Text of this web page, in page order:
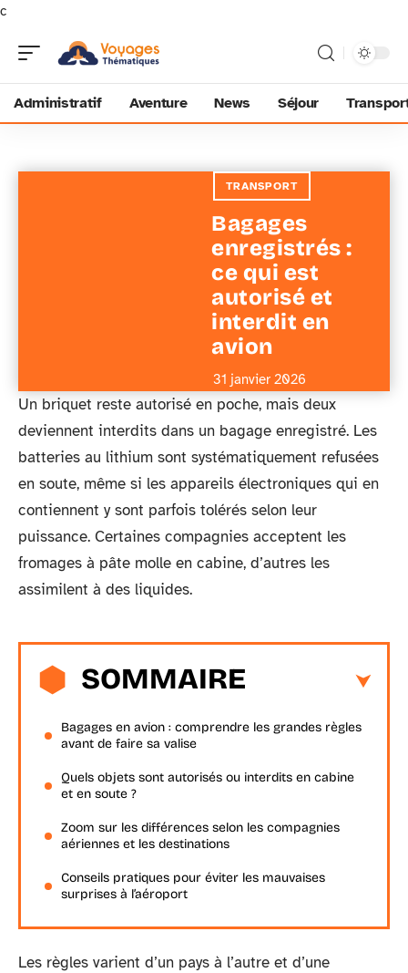
c
Administratif Aventure News Séjour
TRANSPORT
Bagages
enregistrés :
ce qui est
autorisé et
interdit en
avion
31 janvier 2026
Un briquet reste autorisé en poche, mais deux
deviennent interdits dans un bagage enregistré. Les
batteries au lithium sont systématiquement refusées
en soute, même si les appareils électroniques qui en
contiennent y sont parfois tolérés selon leur
puissance. Certaines compagnies acceptent les
fromages à pâte molle en cabine, d’autres les
assimilent à des liquides.
SOMMAIRE
Bagages en avion : comprendre les grandes règles
avant de faire sa valise
Quels objets sont autorisés ou interdits en cabine
et en soute ?
Zoom sur les différences selon les compagnies
aériennes et les destinations
Conseils pratiques pour éviter les mauvaises
surprises à l’aéroport
Les règles varient d’un pays à l’autre et d’une